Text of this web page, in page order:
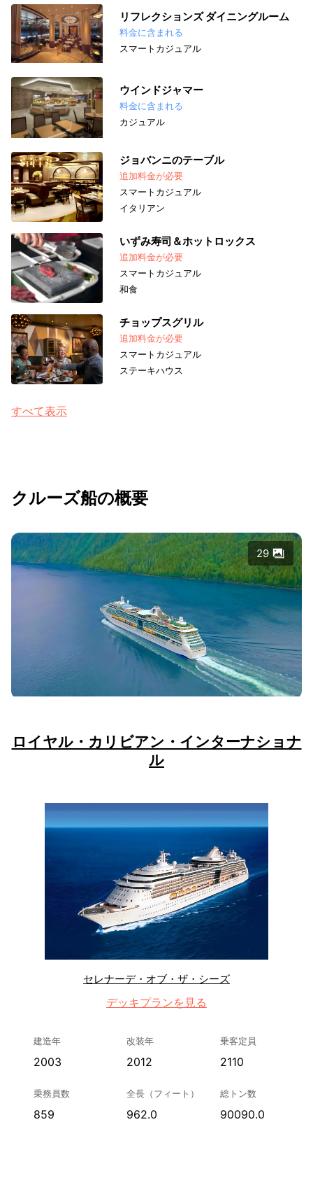
リフレクションズ ダイニングルーム
料金に含まれる
スマートカジュアル
ウインドジャマー
料金に含まれる
カジュアル
ジョバンニのテーブル
追加料金が必要
スマートカジュアル
イタリアン
いずみ寿司＆ホットロックス
追加料金が必要
スマートカジュアル
和食
チョップスグリル
追加料金が必要
スマートカジュアル
ステーキハウス
すべて表示
クルーズ船の概要
29
ロイヤル・カリビアン・インターナショナ
ル
セレナーデ・オブ・ザ・シーズ
デッキプランを見る
建造年
2003
改装年
2012
乗客定員
2110
乗務員数
859
全長（フィート）
962.0
総トン数
90090.0